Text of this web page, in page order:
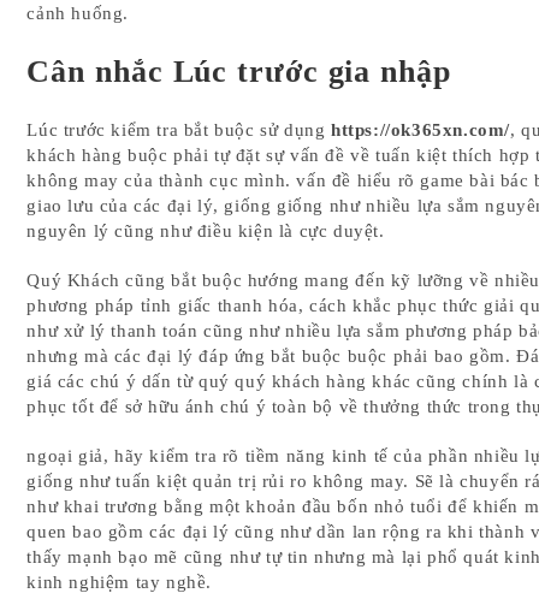
cảnh huống.
Cân nhắc Lúc trước gia nhập
Lúc trước kiểm tra bắt buộc sử dụnghttps://ok365xn.com/,
khách hàng buộc phải tự đặt sự vấn đề về tuấn kiệt thích hợp
không may của thành cục mình. vấn đề hiểu rõ game bài bác
giao lưu của các đại lý, giống giống như nhiều lựa sắm
nguyên lý cũng như điều kiện là cực duyệt.
Quý Khách cũng bắt buộc hướng mang đến kỹ lưỡng về
phương pháp tỉnh giấc thanh hóa, cách khắc phục thức giải
như xử lý thanh toán cũng như nhiều lựa sắm phương pháp
nhưng mà các đại lý đáp ứng bắt buộc buộc phải bao gồm.
giá các chú ý dấn từ quý quý khách hàng khác cũng chính là
phục tốt để sở hữu ánh chú ý toàn bộ về thưởng thức trong
ngoại giả, hãy kiểm tra rõ tiềm năng kinh tế của phần nhiều
giống như tuấn kiệt quản trị rủi ro không may. Sẽ là chuyển
như khai trương bằng một khoản đầu bốn nhỏ tuổi để khiến
quen bao gồm các đại lý cũng như dần lan rộng ra khi thành
thấy mạnh bạo mẽ cũng như tự tin nhưng mà lại phổ quát
kinh nghiệm tay nghề.